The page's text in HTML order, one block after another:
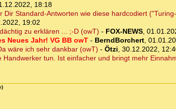
18:18
Standard-Antworten wie diese hardcodiert
19:02
zu erklären ... ;-D (owT) - FOX-NEWS,
Neues Jahr! VG BB owT- BerndBorchert,
wäre ich sehr dankbar (owT) - Ötzi, 30.12.2022,
tun. Ist einfacher und bringt mehr